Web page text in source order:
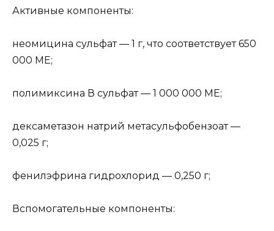
Активные компоненты:
неомицина сульфат — 1 г, что соответствует 650
000 ME;
полимиксина В сульфат — 1 000 000 ME;
дексаметазон натрий метасульфобензоат —
0,025 г;
фенилэфрина гидрохлорид — 0,250 г;
Вспомогательные компоненты: